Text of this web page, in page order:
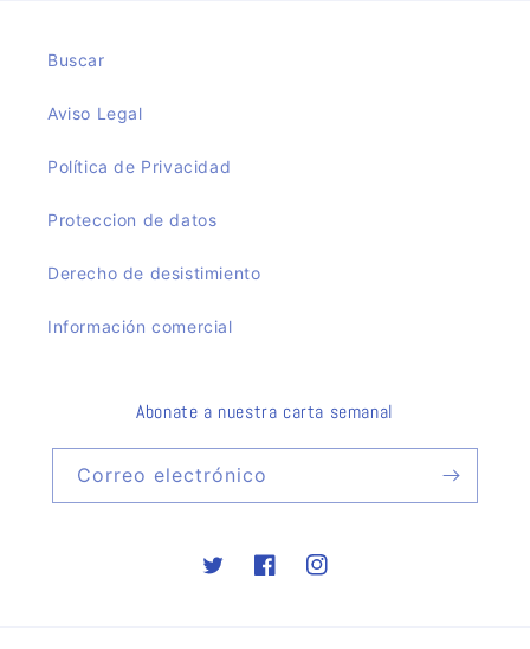
Buscar
Aviso Legal
Política de Privacidad
Proteccion de datos
Derecho de desistimiento
Información comercial
Abonate a nuestra carta semanal
Correo electrónico
TwitterFacebookInstagram